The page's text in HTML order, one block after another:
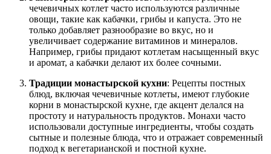
чечевичных котлет часто используются различные
овощи, такие как кабачки, грибы и капуста. Это не
только добавляет разнообразие во вкус, но и
увеличивает содержание витаминов и минералов.
Например, грибы придают котлетам насыщенный вкус
и аромат, а кабачки делают их более сочными.
Традиции монастырской кухни: Рецепты постных
блюд, включая чечевичные котлеты, имеют глубокие
корни в монастырской кухне, где акцент делался на
простоту и натуральность продуктов. Монахи часто
использовали доступные ингредиенты, чтобы создать
сытные и полезные блюда, что и отражает современный
подход к вегетарианской и постной кухне.